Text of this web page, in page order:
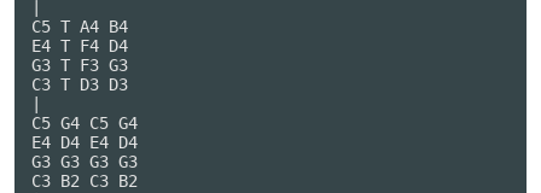
C5 T A4 B4
E4 T F4 D4
G3 T F3 G3
C3 T D3 D3
C5 G4 C5 G4
E4 D4 E4 D4
G3 G3 G3 G3
C3 B2 C3 B2